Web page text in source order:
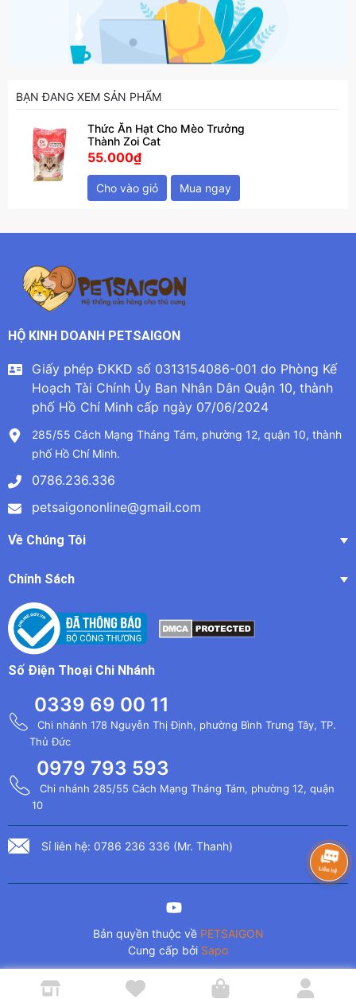
BẠN ĐANG XEM SẢN PHẨM
Thức Ăn Hạt Cho Mèo Trưởng
Thành Zoi Cat
55.000₫
Cho vào giỏ Mua ngay
HỘ KINH DOANH PETSAIGON
Giấy phép ĐKKD số 0313154086-001 do Phòng Kế
Hoạch Tài Chính Ủy Ban Nhân Dân Quận 10, thành
phố Hồ Chí Minh cấp ngày 07/06/2024
285/55 Cách Mạng Tháng Tám, phường 12, quận 10, thành
phố Hồ Chí Minh.
0786.236.336
petsaigononline@gmail.com
Về Chúng Tôi
Chính Sách
Số Điện Thoại Chi Nhánh
0339 69 00 11
Chi nhánh 178 Nguyễn Thị Định, phường Bình Trưng Tây, TP.
Thủ Đức
0979 793 593
Chi nhánh 285/55 Cách Mạng Tháng Tám, phường 12, quận
10
Sỉ liên hệ: 0786 236 336 (Mr. Thanh)
Bản quyền thuộc về PETSAIGON
Cung cấp bởi Sapo